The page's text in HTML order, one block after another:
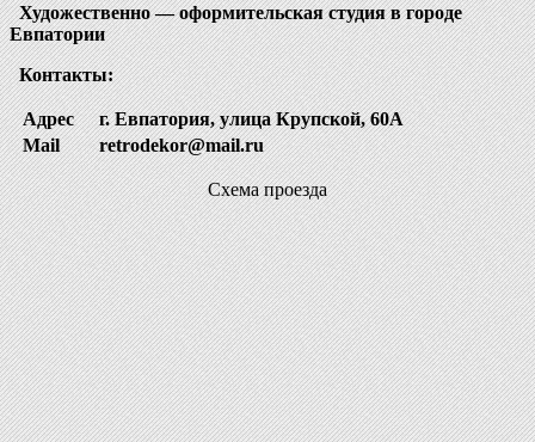
Художественно — оформительская студия в городе
Евпатории
Контакты:
Адрес
г. Евпатория, улица Крупской, 60А
Mail
retrodekor@mail.ru
Схема проезда